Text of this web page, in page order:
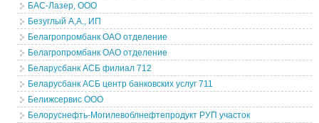
БАС-Лазер, ООО
Безуглый А,А., ИП
Белагропромбанк ОАО отделение
Белагропромбанк ОАО отделение
Беларусбанк АСБ филиал 712
Беларусбанк АСБ центр банковских услуг 711
Белижсервис ООО
Белоруснефть-Могилевоблнефтепродукт РУП участок